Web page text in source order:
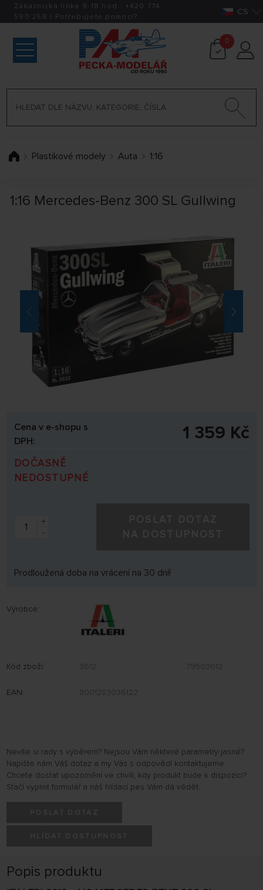
Zákaznická linka 9-18 hod.: +420 774
590 258 | Potřebujete pomoci? CS
0
Plastikové modely Auta 1:16
1:16 Mercedes-Benz 300 SL Gullwing
Cena v e-shopu s
DPH:
1 359 Kč
DOČASNĚ
NEDOSTUPNÉ
+
-
Prodloužená doba na vrácení na 30 dní!
Výrobce:
Kód zboží: 3612 79503612
EAN: 8001283036122
Nevíte si rady s výběrem? Nejsou Vám některé parametry jasné?
Napište nám Váš dotaz a my Vás s odpovědí kontaktujeme.
Chcete dostat upozornění ve chvíli, kdy produkt bude k dispozici?
Stačí vyplnit formulář a náš hlídací pes Vám dá vědět.
Popis produktu